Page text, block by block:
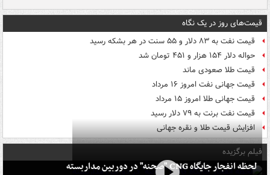
قیمت‌های روز در یک نگاه
قیمت نفت به ۸۳ دلار و ۵۵ سنت در هر بشکه رسید
حواله دلار ۱۵۴ هزار و ۴۵۱ تومان شد
قیمت طلا صعودی ماند
قیمت جهانی نفت امروز ۱۶ مرداد
قیمت جهانی طلا امروز ۱۵ مرداد
قیمت نفت برنت به ۷۹ دلار رسید
افزایش قیمت طلا و نقره جهانی
فیلم برگزیده
لحظه انفجار جایگاه CNG "صحنه" در دوربین مداربسته